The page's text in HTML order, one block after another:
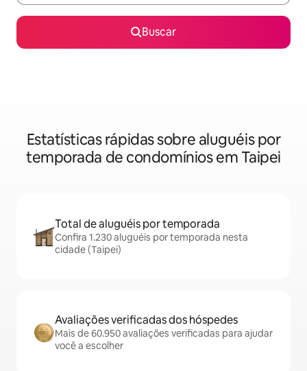
Buscar
Estatísticas rápidas sobre aluguéis por
temporada de condomínios em Taipei
Total de aluguéis por temporada
Confira 1.230 aluguéis por temporada nesta
cidade (Taipei)
Avaliações verificadas dos hóspedes
Mais de 60.950 avaliações verificadas para ajudar
você a escolher